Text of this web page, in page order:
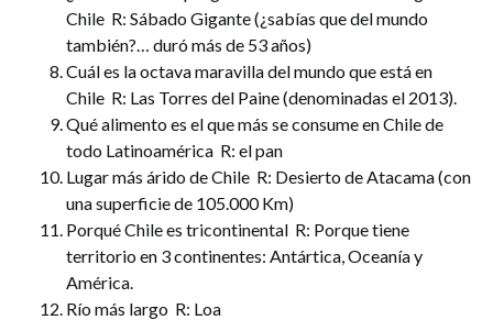
Chile R: Sábado Gigante (¿sabías que del mundo
también?… duró más de 53 años)
Cuál es la octava maravilla del mundo que está en
Chile R: Las Torres del Paine (denominadas el 2013).
Qué alimento es el que más se consume en Chile de
todo Latinoamérica R: el pan
Lugar más árido de Chile R: Desierto de Atacama (con
una superficie de 105.000 Km)
Porqué Chile es tricontinental R: Porque tiene
territorio en 3 continentes: Antártica, Oceanía y
América.
Río más largo R: Loa